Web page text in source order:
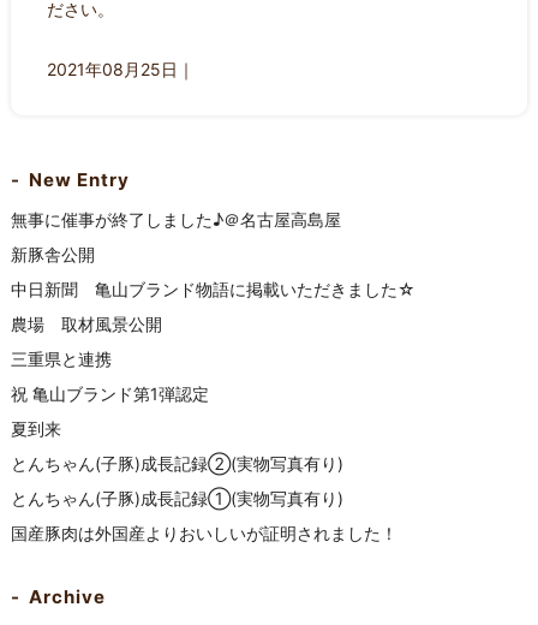
ださい。
2021年08月25日｜
New Entry
無事に催事が終了しました♪＠名古屋高島屋
新豚舎公開
中日新聞 亀山ブランド物語に掲載いただきました☆
農場 取材風景公開
三重県と連携
祝 亀山ブランド第1弾認定
夏到来
とんちゃん(子豚)成長記録②(実物写真有り)
とんちゃん(子豚)成長記録①(実物写真有り)
国産豚肉は外国産よりおいしいが証明されました！
Archive